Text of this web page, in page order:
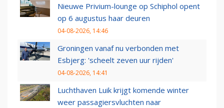
Nieuwe Privium-lounge op Schiphol opent
op 6 augustus haar deuren
04-08-2026, 14:46
Groningen vanaf nu verbonden met
Esbjerg: 'scheelt zeven uur rijden'
04-08-2026, 14:41
Luchthaven Luik krijgt komende winter
weer passagiersvluchten naar